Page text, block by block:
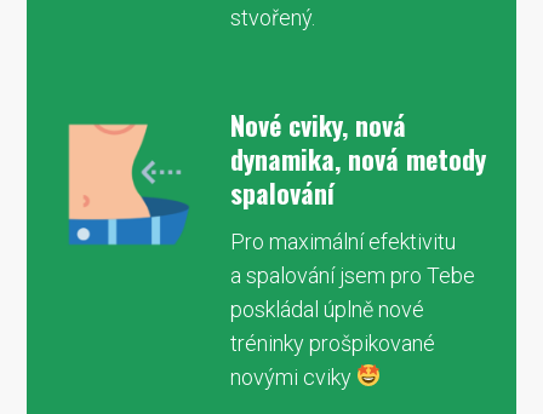
stvořený.
Nové cviky, nová
dynamika, nová metody
spalování
Pro maximální efektivitu
a spalování jsem pro Tebe
poskládal úplně nové
tréninky prošpikované
novými cviky